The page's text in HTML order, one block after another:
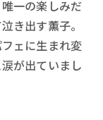
一の楽しみだ
き出す薫子。
ェに生まれ変
が出ていまし